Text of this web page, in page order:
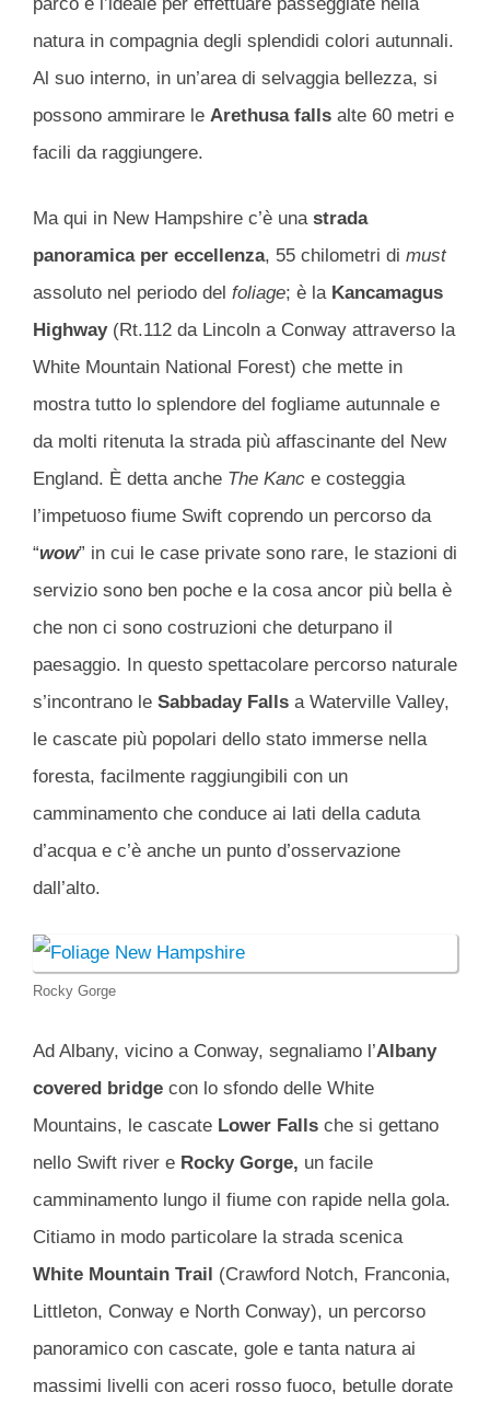
natura in compagnia degli splendidi colori autunnali.
Al suo interno, in un’area di selvaggia bellezza, si
possono ammirare le Arethusa falls alte 60 metri e
facili da raggiungere.
Ma qui in New Hampshire c’è una strada
panoramica per eccellenza, 55 chilometri di must
assoluto nel periodo del foliage; è la Kancamagus
Highway(Rt.112 da Lincoln a Conway attraverso la
White Mountain National Forest) che mette in
mostra tutto lo splendore del fogliame autunnale e
da molti ritenuta la strada più affascinante del New
England. È detta anche The Kanc e costeggia
l’impetuoso fiume Swift coprendo un percorso da
“wow” in cui le case private sono rare, le stazioni di
servizio sono ben poche e la cosa ancor più bella è
che non ci sono costruzioni che deturpano il
paesaggio. In questo spettacolare percorso naturale
s’incontrano le Sabbaday Falls a Waterville Valley,
le cascate più popolari dello stato immerse nella
foresta, facilmente raggiungibili con un
camminamento che conduce ai lati della caduta
d’acqua e c’è anche un punto d’osservazione
dall’alto.
Rocky Gorge
Ad Albany, vicino a Conway, segnaliamo l’Albany
covered bridge con lo sfondo delle White
Mountains, le cascate Lower Falls che si gettano
nello Swift river e Rocky Gorge, un facile
camminamento lungo il fiume con rapide nella gola.
Citiamo in modo particolare la strada scenica
White Mountain Trail (Crawford Notch, Franconia,
Littleton, Conway e North Conway), un percorso
panoramico con cascate, gole e tanta natura ai
massimi livelli con aceri rosso fuoco, betulle dorate